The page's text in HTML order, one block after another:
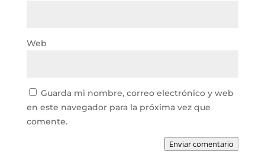
Web
Guarda mi nombre, correo electrónico y web
en este navegador para la próxima vez que
comente.
Enviar comentario